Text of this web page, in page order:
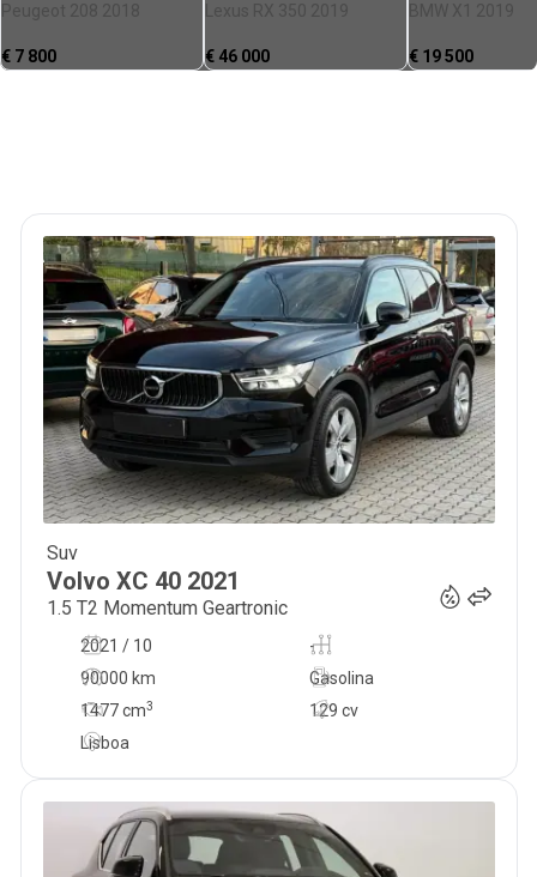
Peugeot 208 2018
€ 7 800
Lexus RX 350 2019
€ 46 000
BMW X1 2019
€ 19 500
Suv
Volvo XC 40 2021
1.5 T2 Momentum Geartronic
2021 / 10
-
90000 km
129 cv
Gasolina
1477cm3
Lisboa